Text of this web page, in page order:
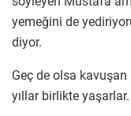
yemeğini de
diyor.
Geç de olsa
yıllar birlikte